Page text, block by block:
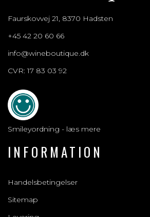
Faurskovvej 21, 8370 Hadsten
+45 42 20 60 66
info@wineboutique.dk
CVR: 17 83 03 92
Smileyordning - læs mere
INFORMATION
Handelsbetingelser
Sitemap